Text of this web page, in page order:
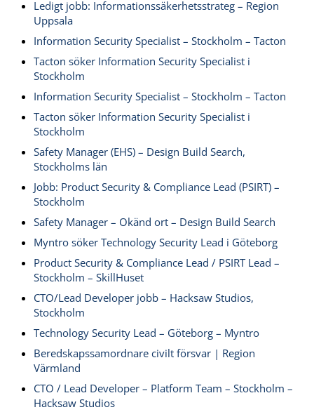
Ledigt jobb: Informationssäkerhetsstrateg – Region
Uppsala
Information Security Specialist – Stockholm – Tacton
Tacton söker Information Security Specialist i
Stockholm
Information Security Specialist – Stockholm – Tacton
Tacton söker Information Security Specialist i
Stockholm
Safety Manager (EHS) – Design Build Search,
Stockholms län
Jobb: Product Security & Compliance Lead (PSIRT) –
Stockholm
Safety Manager – Okänd ort – Design Build Search
Myntro söker Technology Security Lead i Göteborg
Product Security & Compliance Lead / PSIRT Lead –
Stockholm – SkillHuset
CTO/Lead Developer jobb – Hacksaw Studios,
Stockholm
Technology Security Lead – Göteborg – Myntro
Beredskapssamordnare civilt försvar | Region
Värmland
CTO / Lead Developer – Platform Team – Stockholm –
Hacksaw Studios